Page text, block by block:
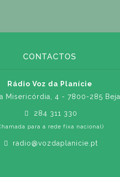
CONTACTOS
Rádio Voz da Planície
Misericórdia, 4 - 7800-285 Beja
284 311 330
para a rede fixa nacional)
radio@vozdaplanicie.pt